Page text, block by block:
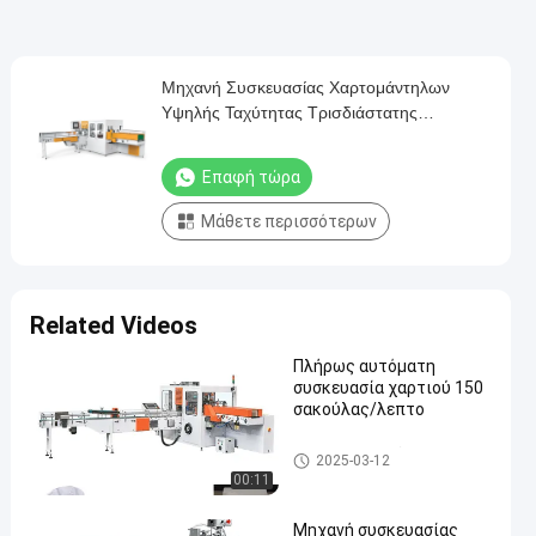
Μηχανή Συσκευασίας Χαρτομάντηλων
Υψηλής Ταχύτητας Τρισδιάστατης
Επαφή τώρα
Μάθετε περισσότερων
Related Videos
00:11
Πλήρως αυτόματη
συσκευασία χαρτιού 150
σακούλας/λεπτο
Μηχανή χαρτιού χαρτοπετσέ
τας
2025-03-12
Μηχανή συσκευασίας